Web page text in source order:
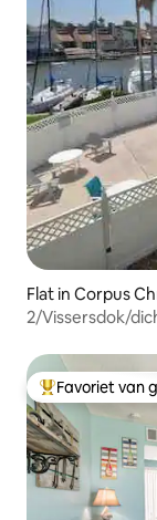
Flat in Corpus
2/Vissersdok/
Topfavoriet
Favoriet van